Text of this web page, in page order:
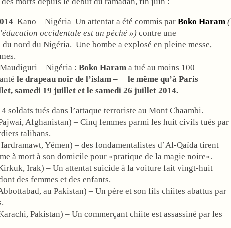
Kano – Nigéria Un attentat a été commis par Boko Haram (
occidentale est un péché ») contre une
nord du Nigéria. Une bombe a explosé en pleine messe,
Maudiguri – Nigéria : Boko Haram a tué au moins 100
le drapeau noir de l’islam – le même qu’à Paris
samedi 19 juillet et le samedi 26 juillet 2014.
soldats tués dans l’attaque terroriste au Mont Chaambi.
Afghanistan) – Cinq femmes parmi les huit civils tués par
talibans.
Yémen) – des fondamentalistes d’Al-Qaïda tirent
à mort à son domicile pour «pratique de la magie noire».
Irak) – Un attentat suicide à la voiture fait vingt-huit
des femmes et des enfants.
au Pakistan) – Un père et son fils chiites abattus par
Pakistan) – Un commerçant chiite est assassiné par les